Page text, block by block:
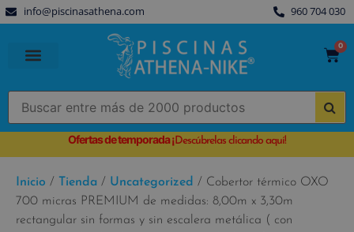
info@piscinasathena.com 960 704 030
0
Ofertas de temporada¡Descúbrelas clicando aquí!
Inicio / Tienda / Uncategorized / Cobertor térmico OXO
700 micras PREMIUM de medidas: 8,00m x 3,30m
rectangular sin formas y sin escalera metálica ( con